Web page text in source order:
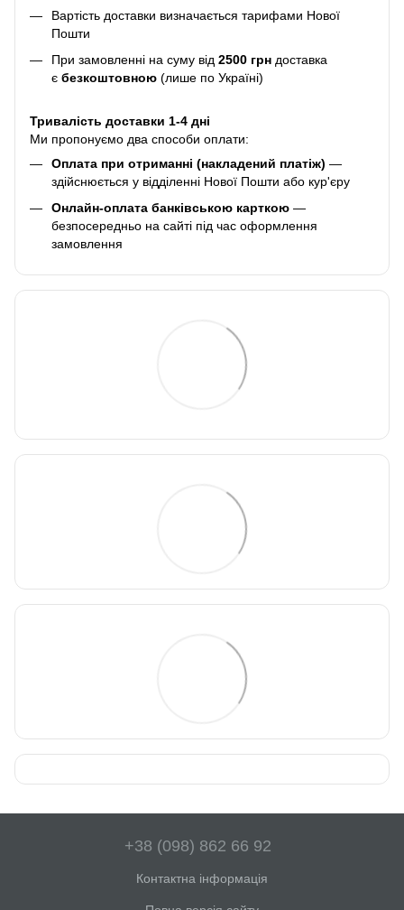
Вартість доставки визначається тарифами Нової
Пошти
При замовленні на суму від 2500 грн доставка
є безкоштовною (лише по Україні)
Тривалість доставки 1-4 дні
Ми пропонуємо два способи оплати:
Оплата при отриманні (накладений платіж) —
здійснюється у відділенні Нової Пошти або кур'єру
Онлайн-оплата банківською карткою —
безпосередньо на сайті під час оформлення
замовлення
+38 (098) 862 66 92
Контактна інформація